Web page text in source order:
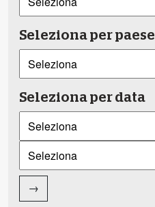
Seleziona per paese
Seleziona per data
→